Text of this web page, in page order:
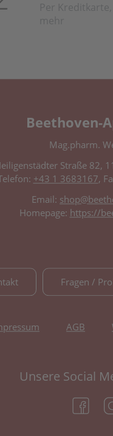
Per
mehr
Beethoven-
Mag.pharm.
Straße 82,
+43 1 3683167,
Email:
Homepage: https://
Fragen /
AGB
Unsere Social